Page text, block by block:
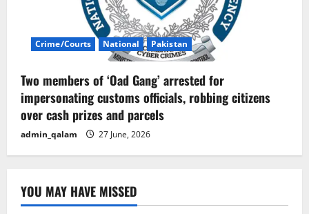
Crime/Courts National Pakistan
Two members of ‘Oad Gang’ arrested for
impersonating customs officials, robbing citizens
over cash prizes and parcels
admin_qalam 27 June, 2026
YOU MAY HAVE MISSED